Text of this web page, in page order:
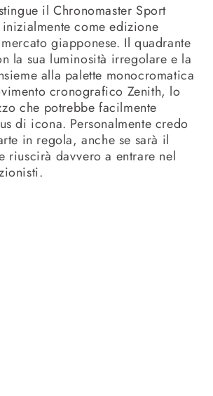
il Chronomaster Sport
come edizione
giapponese. Il quadrante
la sua luminosità irregolare e la
alla palette monocromatica
cronografico Zenith, lo
che potrebbe facilmente
di icona. Personalmente credo
in regola, anche se sarà il
riuscirà davvero a entrare nel